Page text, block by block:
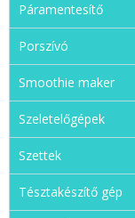
Páramentesítő
Porszívó
Smoothie maker
Szeletelőgépek
Szettek
Tésztakészítő gép